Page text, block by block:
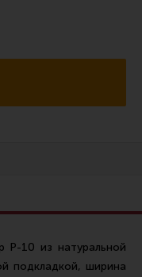
Р-10 из натуральной
подкладкой, ширина